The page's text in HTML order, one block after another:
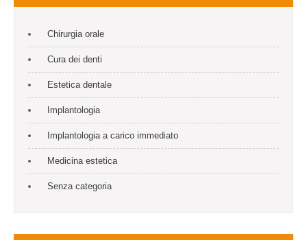
Chirurgia orale
Cura dei denti
Estetica dentale
Implantologia
Implantologia a carico immediato
Medicina estetica
Senza categoria